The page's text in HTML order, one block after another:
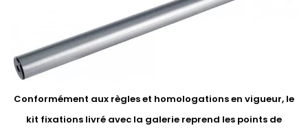
Conformément aux règles et homologations en vigueur, le
kit fixations livré avec la galerie reprend les points de